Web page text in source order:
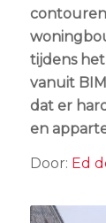
tijdens
vanuit
dat er
en
Door: Ed